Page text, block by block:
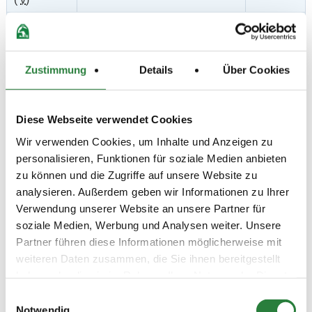
Zustimmung Details Über Cookies
Diese Webseite verwendet Cookies
Wir verwenden Cookies, um Inhalte und Anzeigen zu
personalisieren, Funktionen für soziale Medien anbieten
zu können und die Zugriffe auf unsere Website zu
analysieren. Außerdem geben wir Informationen zu Ihrer
Verwendung unserer Website an unsere Partner für
soziale Medien, Werbung und Analysen weiter. Unsere
Partner führen diese Informationen möglicherweise mit
weiteren Daten zusammen, die Sie ihnen bereitgestellt
Preisgeld
0,00 €
LKL/Art
7 0 WB
13.06.2026
3. Dressurreiter-WB (DRW 2, 2
DRE
Preisgeld
0,00 €
LKL/Art
6 7 0 WB
13.06.2026
(v)
4. Dressurpferdeprfg. Kl.A DPF
Preisgeld
150,00 €
2 3 4 5 6 LP
13.06.2026
DRE